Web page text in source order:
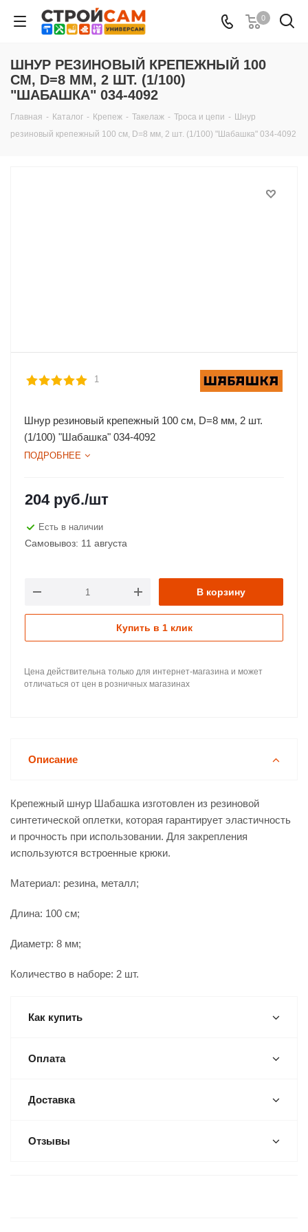
0
ШНУР РЕЗИНОВЫЙ КРЕПЕЖНЫЙ 100
СМ, D=8 ММ, 2 ШТ. (1/100)
"ШАБАШКА" 034-4092
Главная - Каталог - Крепеж - Такелаж - Троса и цепи - Шнур
резиновый крепежный 100 см, D=8 мм, 2 шт. (1/100) "Шабашка" 034-4092
1
Шнур резиновый крепежный 100 см, D=8 мм, 2 шт.
(1/100) "Шабашка" 034-4092
ПОДРОБНЕЕ
204руб./шт
Есть в наличии
Самовывоз: 11 августа
В корзину
Купить в 1 клик
Цена действительна только для интернет-магазина и может
отличаться от цен в розничных магазинах
Описание
Крепежный шнур Шабашка изготовлен из резиновой
синтетической оплетки, которая гарантирует эластичность
и прочность при использовании. Для закрепления
используются встроенные крюки.
Материал: резина, металл;
Длина: 100 см;
Диаметр: 8 мм;
Количество в наборе: 2 шт.
Как купить
Оплата
Доставка
Отзывы